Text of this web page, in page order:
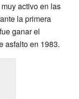
activo en las
la primera
ganar el
asfalto en 1983.